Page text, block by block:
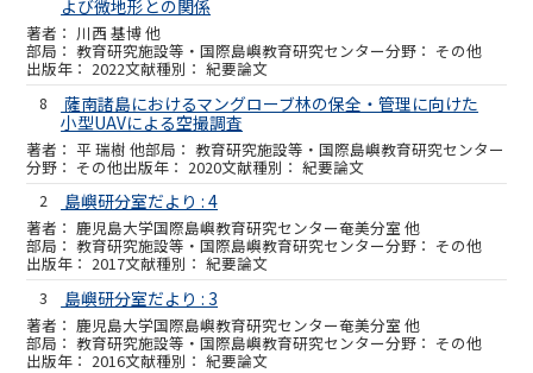
よび微地形との関係
川西 基博 他
教育研究施設等・国際島嶼教育研究センター その他
2022
紀要論文
8
薩南諸島におけるマングローブ林の保全・管理に向けた
小型UAVによる空撮調査
平 瑞樹 他 教育研究施設等・国際島嶼教育研究センター
その他 2020
紀要論文
2
島嶼研分室だより : 4
鹿児島大学国際島嶼教育研究センター奄美分室 他
教育研究施設等・国際島嶼教育研究センター その他
2017
紀要論文
3
島嶼研分室だより : 3
鹿児島大学国際島嶼教育研究センター奄美分室 他
教育研究施設等・国際島嶼教育研究センター その他
2016
紀要論文